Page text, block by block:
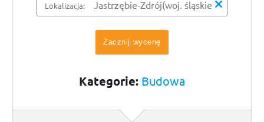
Lokalizacja:
Zacznij wycenę
Kategorie: Budowa